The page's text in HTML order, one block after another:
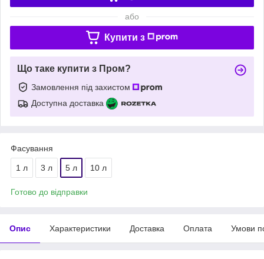
або
Купити з
Що таке купити з Пром?
Замовлення під захистом
Доступна доставка
Фасування
1 л 3 л 5 л 10 л
Готово до відправки
Опис Характеристики Доставка Оплата Умови